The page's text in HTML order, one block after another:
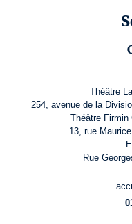
Théâtre
254, avenue de la
Théâtre
13, rue
Rue